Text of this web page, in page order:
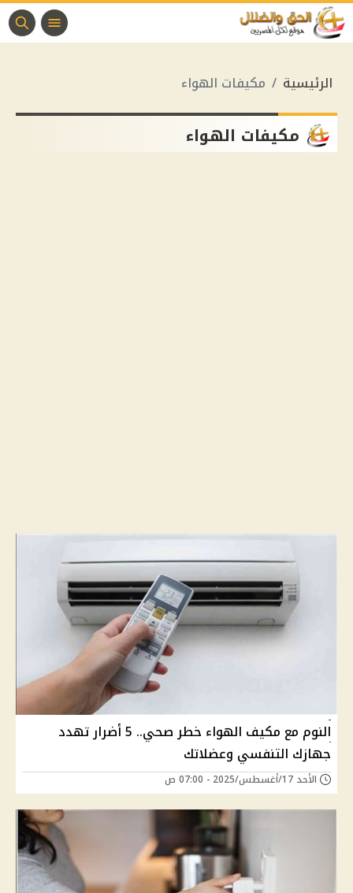
الرئيسية مكيفات الهواء
مكيفات الهواء
النوم مع مكيف الهواء خطر صحي.. 5 أضرار تهدد
جهازك التنفسي وعضلاتك
الأحد 17/أغسطس/2025 - 07:00 ص